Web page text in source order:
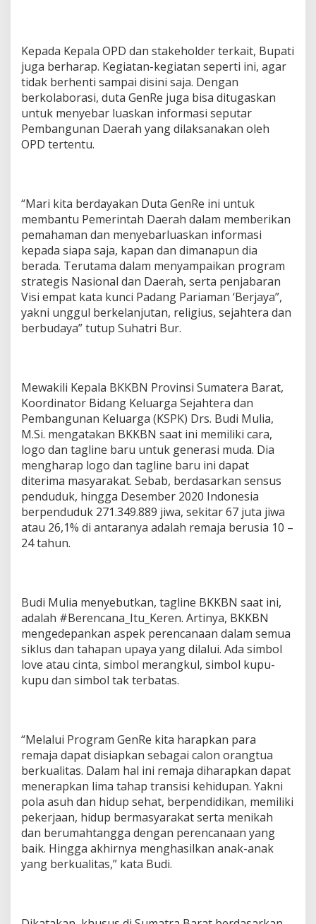
Kepada Kepala OPD dan stakeholder terkait, Bupati
juga berharap. Kegiatan-kegiatan seperti ini, agar
tidak berhenti sampai disini saja. Dengan
berkolaborasi, duta GenRe juga bisa ditugaskan
untuk menyebar luaskan informasi seputar
Pembangunan Daerah yang dilaksanakan oleh
OPD tertentu.
“Mari kita berdayakan Duta GenRe ini untuk
membantu Pemerintah Daerah dalam memberikan
pemahaman dan menyebarluaskan informasi
kepada siapa saja, kapan dan dimanapun dia
berada. Terutama dalam menyampaikan program
strategis Nasional dan Daerah, serta penjabaran
Visi empat kata kunci Padang Pariaman ‘Berjaya”,
yakni unggul berkelanjutan, religius, sejahtera dan
berbudaya” tutup Suhatri Bur.
Mewakili Kepala BKKBN Provinsi Sumatera Barat,
Koordinator Bidang Keluarga Sejahtera dan
Pembangunan Keluarga (KSPK) Drs. Budi Mulia,
M.Si. mengatakan BKKBN saat ini memiliki cara,
logo dan tagline baru untuk generasi muda. Dia
mengharap logo dan tagline baru ini dapat
diterima masyarakat. Sebab, berdasarkan sensus
penduduk, hingga Desember 2020 Indonesia
berpenduduk 271.349.889 jiwa, sekitar 67 juta jiwa
atau 26,1% di antaranya adalah remaja berusia 10 –
24 tahun.
Budi Mulia menyebutkan, tagline BKKBN saat ini,
adalah #Berencana_Itu_Keren. Artinya, BKKBN
mengedepankan aspek perencanaan dalam semua
siklus dan tahapan upaya yang dilalui. Ada simbol
love atau cinta, simbol merangkul, simbol kupu-
kupu dan simbol tak terbatas.
“Melalui Program GenRe kita harapkan para
remaja dapat disiapkan sebagai calon orangtua
berkualitas. Dalam hal ini remaja diharapkan dapat
menerapkan lima tahap transisi kehidupan. Yakni
pola asuh dan hidup sehat, berpendidikan, memiliki
pekerjaan, hidup bermasyarakat serta menikah
dan berumahtangga dengan perencanaan yang
baik. Hingga akhirnya menghasilkan anak-anak
yang berkualitas,” kata Budi.